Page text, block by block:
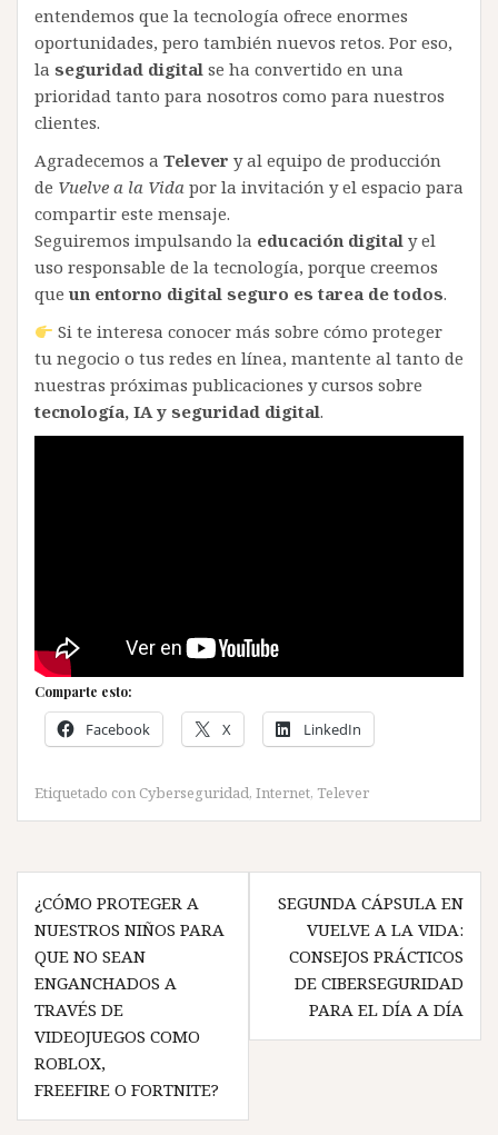
entendemos que la tecnología ofrece enormes
oportunidades, pero también nuevos retos. Por eso,
la seguridad digital se ha convertido en una
prioridad tanto para nosotros como para nuestros
clientes.
Agradecemos a Telever y al equipo de producción
de Vuelve a la Vida por la invitación y el espacio para
compartir este mensaje.
Seguiremos impulsando la educación digital y el
uso responsable de la tecnología, porque creemos
que un entorno digital seguro es tarea de todos.
Si te interesa conocer más sobre cómo proteger
tu negocio o tus redes en línea, mantente al tanto de
nuestras próximas publicaciones y cursos sobre
tecnología, IA y seguridad digital.
Comparte esto:
Facebook X LinkedIn
Etiquetado con Cyberseguridad, Internet, Telever
Navegación
de
entradas
¿CÓMO PROTEGER A
NUESTROS NIÑOS PARA
QUE NO SEAN
ENGANCHADOS A
TRAVÉS DE
VIDEOJUEGOS COMO
ROBLOX,
FREEFIRE O FORTNITE?
SEGUNDA CÁPSULA EN
VUELVE A LA VIDA:
CONSEJOS PRÁCTICOS
DE CIBERSEGURIDAD
PARA EL DÍA A DÍA